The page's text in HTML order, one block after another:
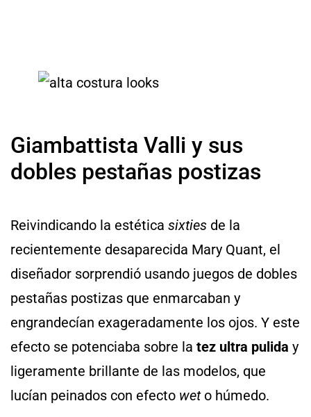
Giambattista Valli y sus
dobles pestañas postizas
Reivindicando la estética sixties de la
recientemente desaparecida Mary Quant, el
diseñador sorprendió usando juegos de dobles
pestañas postizas que enmarcaban y
engrandecían exageradamente los ojos. Y este
efecto se potenciaba sobre la tez ultra pulida y
ligeramente brillante de las modelos, que
lucían peinados con efecto weto húmedo.